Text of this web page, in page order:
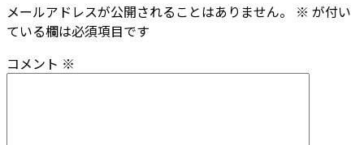
メールアドレスが公開されることはありません。 ※ が付い
ている欄は必須項目です
コメント ※